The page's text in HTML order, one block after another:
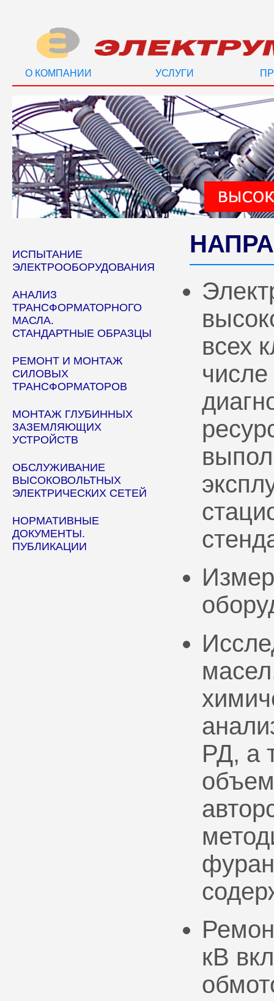
О КОМПАНИИ УСЛУГИ
ИСПЫТАНИЕ
ЭЛЕКТРООБОРУДОВАНИЯ
АНАЛИЗ
ТРАНСФОРМАТОРНОГО
МАСЛА.
СТАНДАРТНЫЕ ОБРАЗЦЫ
РЕМОНТ И МОНТАЖ
СИЛОВЫХ
ТРАНСФОРМАТОРОВ
МОНТАЖ ГЛУБИННЫХ
ЗАЗЕМЛЯЮЩИХ
УСТРОЙСТВ
ОБСЛУЖИВАНИЕ
ВЫСОКОВОЛЬТНЫХ
ЭЛЕКТРИЧЕСКИХ СЕТЕЙ
НОРМАТИВНЫЕ
ДОКУМЕНТЫ.
ПУБЛИКАЦИИ
всех
РД, а
кВ